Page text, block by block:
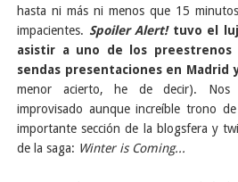
hasta ni más ni menos que 15
impacientes. Spoiler Alert!tuvo el
asistir a uno de los preestrenos
sendas presentaciones en Madrid
menor acierto, he de decir).
improvisado aunque increíble trono
importante sección de la blogsfera y
de la saga: Winter is Coming...